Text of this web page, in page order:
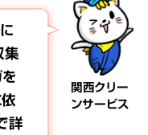
関西クリー
ンサービス
集
詳